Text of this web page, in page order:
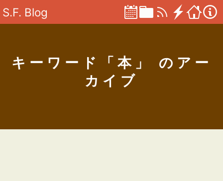
S.F. Blog
キーワード「本」 のアー
カイブ